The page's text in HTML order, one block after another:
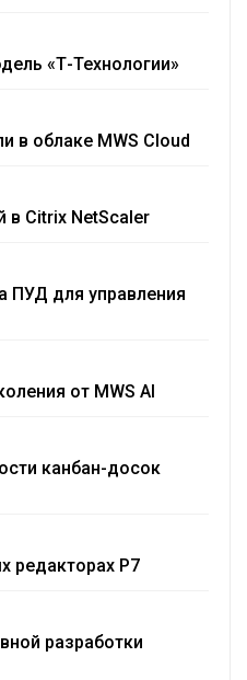
«Т-Технологии»
в облаке MWS Cloud
в Citrix NetScaler
ПУД для управления
от MWS AI
канбан-досок
редакторах Р7
разработки